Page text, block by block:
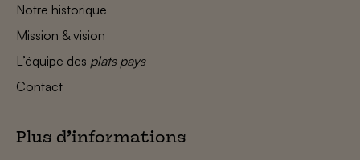
Notre historique
Mission & vision
L’équipe des plats pays
Contact
Plus d’informations